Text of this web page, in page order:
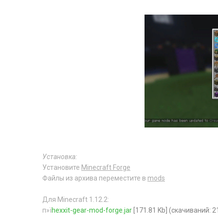
Установка:
Установите Minecraft Forge
Файлы из архива переместите в mods
Для Minecraft 1.12.2:
п»їhexxit-gear-mod-forge.jar [171.81 Kb] (cкачиваний: